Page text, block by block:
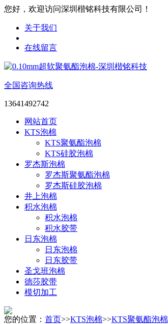
您好，欢迎访问深圳楷铭科技有限公司！
关于我们
在线留言
全国咨询热线
13641492742
网站首页
KTS泡棉
KTS聚氨酯泡棉
KTS硅胶泡棉
罗杰斯泡棉
罗杰斯聚氨酯泡棉
罗杰斯硅胶泡棉
井上泡棉
积水泡棉
积水泡棉
积水胶带
日东泡棉
日东泡棉
日东胶带
圣戈班泡棉
德莎胶带
模切加工
您的位置： 首页>>KTS泡棉>>KTS聚氨酯泡棉